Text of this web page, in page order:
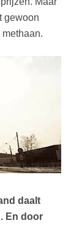
gewoon
daalt
En door